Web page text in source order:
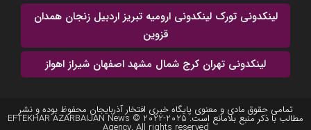
لینکدونی تورک لینکدونی ارومیه تبریز اردبیل زنجان همدان
قزوین
لینکدونی تهران کرج شمال مشهد اصفهان شیراز اهواز
تمامی حقوق مادی و معنوی پایگاه خبری افتخار آذربایجان محفوظ بوده و نشر
مطالب با ذکر منبع بلامانع است. 2025-2022 © EFTEKHAR AZARBAIJAN News